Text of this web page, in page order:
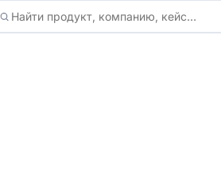
Найти